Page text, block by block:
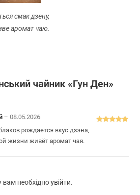
смак дзену,
аромат чаю.
чайник «Гун Ден»
– 08.05.2026
рождается вкус дзэна,
жизни живёт аромат чая.
вам необхідноувійти.